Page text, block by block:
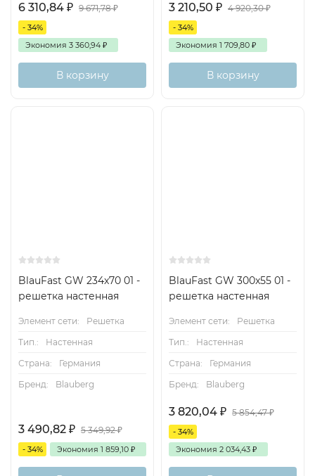
6 310,84 ₽ 9 671,78₽
- 34%
Экономия 3 360,94 ₽
В корзину
3 210,50 ₽ 4 920,30₽
- 34%
Экономия 1 709,80 ₽
В корзину
BlauFast GW 234x70 01 -
решетка настенная
Элемент сети:
Решетка
Тип.:
Настенная
Страна:
Германия
Бренд:
Blauberg
3 490,82 ₽ 5 349,92₽
- 34% Экономия 1 859,10 ₽
BlauFast GW 300x55 01 -
решетка настенная
Элемент сети:
Решетка
Тип.:
Настенная
Страна:
Германия
Бренд:
Blauberg
3 820,04 ₽ 5 854,47₽
- 34%
Экономия 2 034,43 ₽